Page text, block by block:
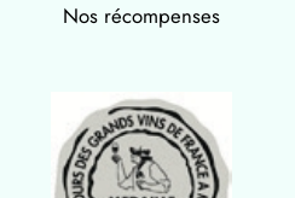
Nos récompenses